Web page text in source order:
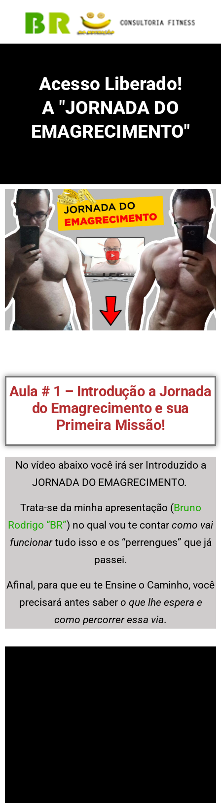
Acesso Liberado!
A "JORNADA DO
EMAGRECIMENTO"
Aula # 1 – Introdução a Jornada
do Emagrecimento e sua
Primeira Missão!
No vídeo abaixo você irá ser Introduzido a
JORNADA DO EMAGRECIMENTO.
Trata-se da minha apresentação (Bruno
Rodrigo “BR”) no qual vou te contar como vai
funcionartudo isso e os “perrengues” que já
passei.
Afinal, para que eu te Ensine o Caminho, você
precisará antes saber o que lhe espera e
como percorrer essa via.